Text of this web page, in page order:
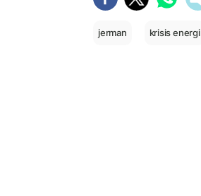
jerman krisis energi